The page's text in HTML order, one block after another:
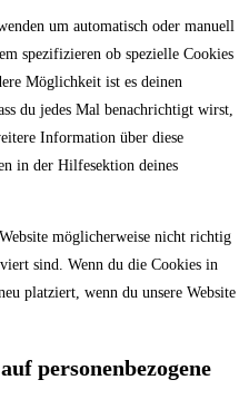
um automatisch oder manuell
spezifizieren ob spezielle Cookies
Möglichkeit ist es deinen
du jedes Mal benachrichtigt wirst,
Information über diese
in der Hilfesektion deines
möglicherweise nicht richtig
sind. Wenn du die Cookies in
platziert, wenn du unsere Website
personenbezogene